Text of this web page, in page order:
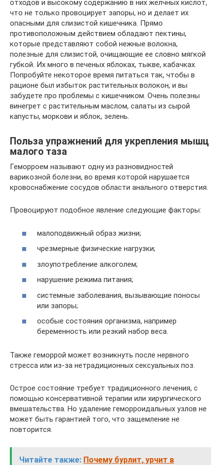
отходов и высокому содержанию в них желчных кислот,
что не только провоцирует запоры, но и делает их
опасными для слизистой кишечника. Прямо
противоположным действием обладают пектины,
которые представляют собой нежные волокна,
полезные для слизистой, очищающие ее словно мягкой
губкой. Их много в печеных яблоках, тыкве, кабачках.
Попробуйте некоторое время питаться так, чтобы в
рационе был избыток растительных волокон, и вы
забудете про проблемы с кишечником. Очень полезны
винегрет с растительным маслом, салаты из сырой
капусты, моркови и яблок, зелень.
Польза упражнений для укрепления мышц
малого таза
Геморроем называют одну из разновидностей
варикозной болезни, во время которой нарушается
кровоснабжение сосудов области анального отверстия.
Провоцируют подобное явление следующие факторы:
малоподвижный образ жизни;
чрезмерные физические нагрузки;
злоупотребление алкоголем;
нарушение режима питания;
системные заболевания, вызывающие поносы
или запоры;
особые состояния организма, например
беременность или резкий набор веса.
Также геморрой может возникнуть после нервного
стресса или из-за нетрадиционных сексуальных поз.
Острое состояние требует традиционного лечения, с
помощью консервативной терапии или хирургического
вмешательства. Но удаление геморроидальных узлов не
может быть гарантией того, что защемление не
повторится.
Читайте также: Почему бурлит, урчит в